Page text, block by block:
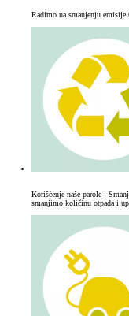
Radimo na smanjenju
Korišćenje naše parole -
smanjimo količinu otpada i